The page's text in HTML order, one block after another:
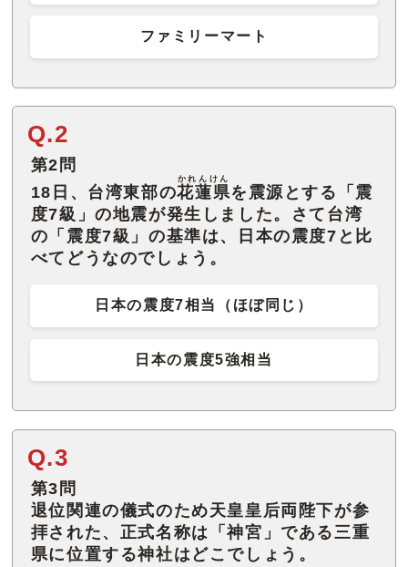
ファミリーマート
Q.2
第2問
18日、台湾東部の花蓮県
かれんけん
を震源とする「震
度7級」の地震が発生しました。さて台湾
の「震度7級」の基準は、日本の震度7と比
べてどうなのでしょう。
日本の震度7相当（ほぼ同じ）
日本の震度5強相当
Q.3
第3問
退位関連の儀式のため天皇皇后両陛下が参
拝された、正式名称は「神宮」である三重
県に位置する神社はどこでしょう。